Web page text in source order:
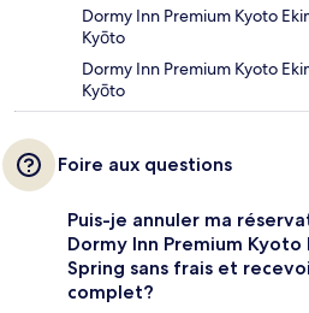
Dormy Inn Premium Kyoto
Kyōto
Dormy Inn Premium Kyoto
Kyōto
Foire aux questions
Puis-je annuler ma
Dormy Inn Premium
Spring sans frais et
complet?